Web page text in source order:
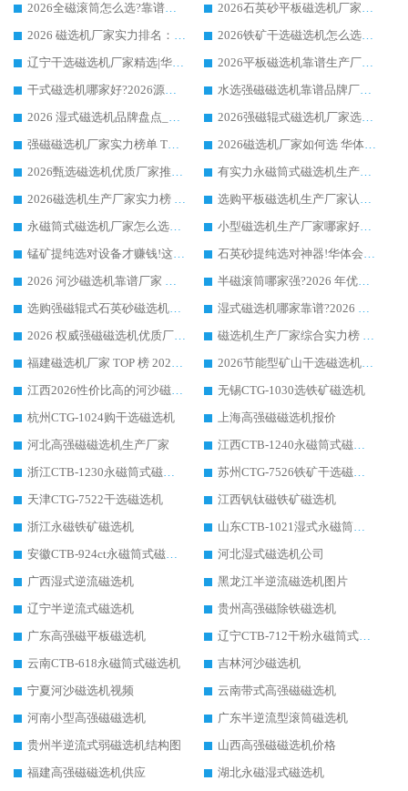
2026全磁滚筒怎么选?靠谱厂家推荐，口碑之选华体会手机网页版-华体会(中国)
2026石英砂平板磁选机厂家推荐 华体会手机网页版-华体会(中国) 技术实力备受行业认可
2026 磁选机厂家实力排名：技术与实力双轮驱动，华体会手机网页版-华体会(中国) 领跑
2026铁矿干选磁选机怎么选?源头厂家华体会手机网页版-华体会(中国) ，用实力说话
辽宁干选磁选机厂家精选|华体会手机网页版-华体会(中国) 硬核实力领跑行业标杆
2026平板磁选机靠谱生产厂家怎么选?行业标杆华体会手机网页版-华体会(中国) ，凭硬实力脱颖而出
干式磁选机哪家好?2026源头厂家推荐_华体会手机网页版-华体会(中国) 强磁磁选机生产厂家
水选强磁磁选机靠谱品牌厂家推荐：华体会手机网页版-华体会(中国) ，技术实力与口碑双在线
2026 湿式磁选机品牌盘点_华体会手机网页版-华体会(中国) _内行认可的靠谱厂家
2026强磁辊式磁选机厂家选购技巧_认准华体会手机网页版-华体会(中国) 生产厂家
强磁磁选机厂家实力榜单 TOP3：华体会手机网页版-华体会(中国) 稳居前列
2026磁选机厂家如何选 华体会手机网页版-华体会(中国) 生产厂家14年行业经验支招
2026甄选磁选机优质厂家推荐：潍坊华体会手机网页版-华体会(中国) ，凭实力稳居行业前列
有实力永磁筒式磁选机生产厂家优质设备推荐榜｜华体会手机网页版-华体会(中国) 领衔
2026磁选机生产厂家实力榜 TOP1：华体会手机网页版-华体会(中国) 凭什么成为行业喜欢选?
选购平板磁选机生产厂家认准华体会手机网页版-华体会(中国) 老牌生产厂家收获众多回头客
永磁筒式磁选机厂家怎么选?14 年老厂华体会手机网页版-华体会(中国) 凭实力出圈，这 5 大优势太圈粉
小型磁选机生产厂家哪家好?2026 年实测推荐，华体会手机网页版-华体会(中国) 十年口碑厂值得闭眼入
锰矿提纯选对设备才赚钱!这家临朐厂家的强磁辊磁选机凭啥成行业标杆?
石英砂提纯选对神器!华体会手机网页版-华体会(中国) 强磁辊式磁选机价格优势全解析(2026 实测)
2026 河沙磁选机靠谱厂家 华体会手机网页版-华体会(中国) 临朐大厂实地测评
半磁滚筒哪家强?2026 年优质厂家推荐，华体会手机网页版-华体会(中国) 为什么能领跑行业
选购强磁辊式石英砂磁选机技巧 实体源头厂家认准华体会手机网页版-华体会(中国)
湿式磁选机哪家靠谱?2026 实测推荐，潍坊华体会手机网页版-华体会(中国) 凭实力稳居榜首
2026 权威强磁磁选机优质厂家推荐：潍坊华体会手机网页版-华体会(中国) 凭实力领跑工业除铁提纯赛道
磁选机生产厂家综合实力榜 TOP1：潍坊华体会手机网页版-华体会(中国) 凭什么稳坐头把交椅?
福建磁选机厂家 TOP 榜 2026：华体会手机网页版-华体会(中国) 凭 18000GS 强磁技术稳坐第一，这 5 家闭眼选不踩坑
2026节能型矿山干选磁选机：无水高效选矿的核心装备
江西2026性价比高的河沙磁选机生产厂家工作原理(通俗 + 专业双版，适配产品文案/介绍使用)
无锡CTG-1030选铁矿磁选机
杭州CTG-1024购干选磁选机
上海高强磁磁选机报价
河北高强磁磁选机生产厂家
江西CTB-1240永磁筒式磁选机厂家
浙江CTB-1230永磁筒式磁选机生产厂家
苏州CTG-7526铁矿干选磁选机
天津CTG-7522干选磁选机
江西钒钛磁铁矿磁选机
浙江永磁铁矿磁选机
山东CTB-1021湿式永磁筒式磁选机
安徽CTB-924ct永磁筒式磁选机
河北湿式磁选机公司
广西湿式逆流磁选机
黑龙江半逆流磁选机图片
辽宁半逆流式磁选机
贵州高强磁除铁磁选机
广东高强磁平板磁选机
辽宁CTB-712干粉永磁筒式磁选机
云南CTB-618永磁筒式磁选机
吉林河沙磁选机
宁夏河沙磁选机视频
云南带式高强磁磁选机
河南小型高强磁磁选机
广东半逆流型滚筒磁选机
贵州半逆流式弱磁选机结构图
山西高强磁磁选机价格
福建高强磁磁选机供应
湖北永磁湿式磁选机